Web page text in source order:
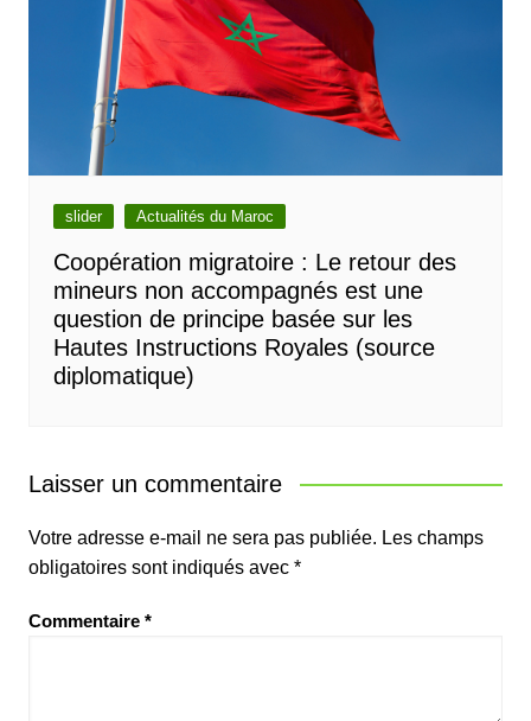
slider Actualités du Maroc
Coopération migratoire : Le retour des
mineurs non accompagnés est une
question de principe basée sur les
Hautes Instructions Royales (source
diplomatique)
Laisser un commentaire
Votre adresse e-mail ne sera pas publiée. Les champs
obligatoires sont indiqués avec *
Commentaire *